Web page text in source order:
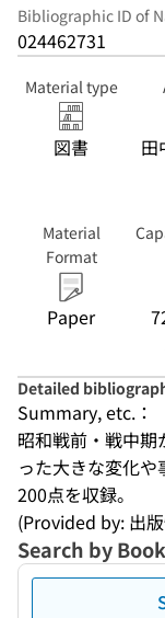
Bibliographic ID of
024462731
Material type
図書 田
Material
Format
Paper
Detailed
Summary, etc.：
昭和戦前・戦中
った大きな変化
200点を収録。
(Provided by: 出
Search by